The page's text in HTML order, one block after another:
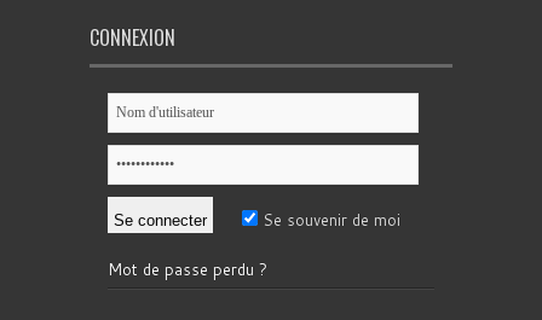
CONNEXION
Se souvenir de moi
Mot de passe perdu ?